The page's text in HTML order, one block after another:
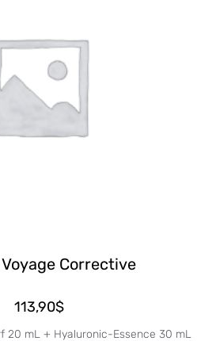
Corrective
113,90$
20 mL + Hyaluronic-Essence 30 mL